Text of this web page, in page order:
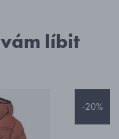
líbit
-20%